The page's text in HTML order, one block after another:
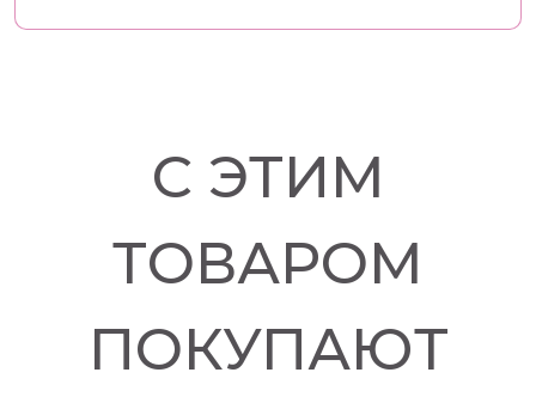
С ЭТИМ
ТОВАРОМ
ПОКУПАЮТ